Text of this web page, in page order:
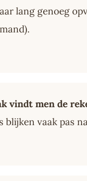
lang genoeg
vindt men de
blijken vaak pas